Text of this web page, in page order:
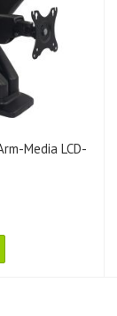
Media LCD-